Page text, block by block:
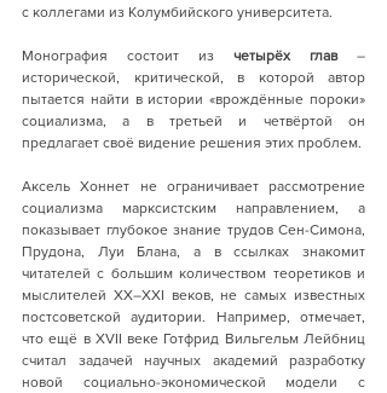
с коллегами из Колумбийского университета.
Монография состоит из четырёх глав –
исторической, критической, в которой автор
пытается найти в истории «врождённые пороки»
социализма, а в третьей и четвёртой он
предлагает своё видение решения этих проблем.
Аксель Хоннет не ограничивает рассмотрение
социализма марксистским направлением, а
показывает глубокое знание трудов Сен-Симона,
Прудона, Луи Блана, а в ссылках знакомит
читателей с большим количеством теоретиков и
мыслителей ХХ–XXI веков, не самых известных
постсоветской аудитории. Например, отмечает,
что ещё в XVII веке Готфрид Вильгельм Лейбниц
считал задачей научных академий разработку
новой социально-экономической модели с